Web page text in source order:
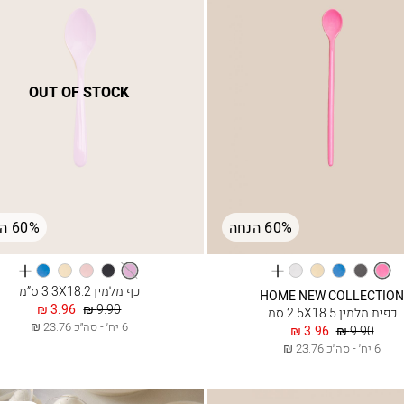
60% הנחה
פוקסיה
אפורתכלתבננהלבן See
more
colours
HOME NEW COLLECTION
כפית מלמין 2.5X18.5 סמ
החל
מ
3.96 ₪ מחיר
רגיל
9.90 ₪
6 יח׳ - סה״כ 23.76 ₪
OUT OF STOCK
60% הנחה
לבנדראפורורוד
בייבי
בננהתכלת
See
more כף מלמין 3.3X18.2 ס”מ
החל
מ
3.96 ₪ מחיר
רגיל
9.90 ₪
6 יח׳ - סה״כ 23.76 ₪